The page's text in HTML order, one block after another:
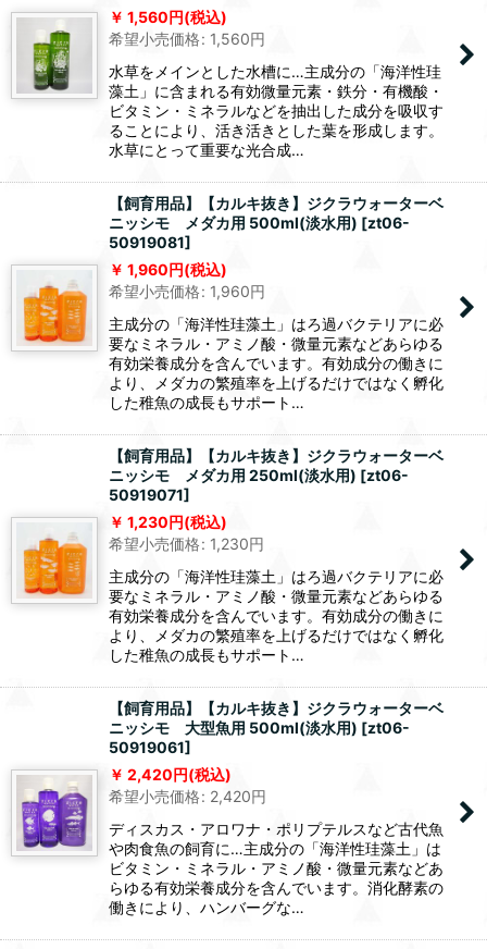
1,560円(税込)
希望小売価格: 1,560円
水草をメインとした水槽に…主成分の「海洋性珪
藻土」に含まれる有効微量元素・鉄分・有機酸・
ビタミン・ミネラルなどを抽出した成分を吸収す
ることにより、活き活きとした葉を形成します。
水草にとって重要な光合成…
【飼育用品】【カルキ抜き】ジクラウォーターベ
ニッシモ メダカ用 500ml(淡水用) [zt06-
50919081]
1,960円(税込)
希望小売価格: 1,960円
主成分の「海洋性珪藻土」はろ過バクテリアに必
要なミネラル・アミノ酸・微量元素などあらゆる
有効栄養成分を含んでいます。有効成分の働きに
より、メダカの繁殖率を上げるだけではなく孵化
した稚魚の成長もサポート…
【飼育用品】【カルキ抜き】ジクラウォーターベ
ニッシモ メダカ用 250ml(淡水用) [zt06-
50919071]
1,230円(税込)
希望小売価格: 1,230円
主成分の「海洋性珪藻土」はろ過バクテリアに必
要なミネラル・アミノ酸・微量元素などあらゆる
有効栄養成分を含んでいます。有効成分の働きに
より、メダカの繁殖率を上げるだけではなく孵化
した稚魚の成長もサポート…
【飼育用品】【カルキ抜き】ジクラウォーターベ
ニッシモ 大型魚用 500ml(淡水用) [zt06-
50919061]
2,420円(税込)
希望小売価格: 2,420円
ディスカス・アロワナ・ポリプテルスなど古代魚
や肉食魚の飼育に…主成分の「海洋性珪藻土」は
ビタミン・ミネラル・アミノ酸・微量元素などあ
らゆる有効栄養成分を含んでいます。消化酵素の
働きにより、ハンバーグな…